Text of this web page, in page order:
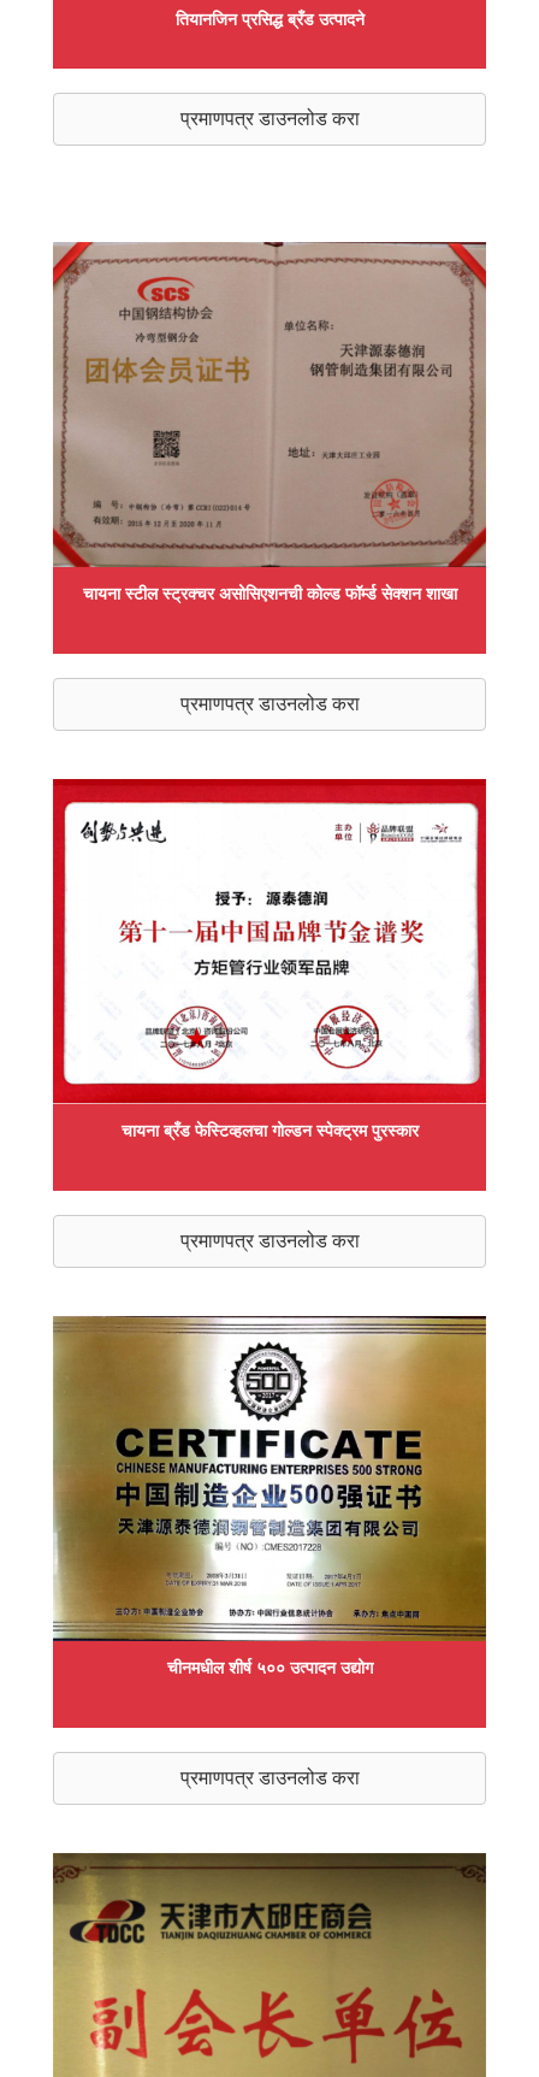
तियानजिन प्रसिद्ध ब्रँड उत्पादने
प्रमाणपत्र डाउनलोड करा
चायना स्टील स्ट्रक्चर असोसिएशनची कोल्ड फॉर्म्ड सेक्शन शाखा
प्रमाणपत्र डाउनलोड करा
चायना ब्रँड फेस्टिव्हलचा गोल्डन स्पेक्ट्रम पुरस्कार
प्रमाणपत्र डाउनलोड करा
चीनमधील शीर्ष ५०० उत्पादन उद्योग
प्रमाणपत्र डाउनलोड करा